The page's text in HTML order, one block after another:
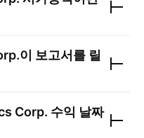
이 보고서를 릴
Corp. 수익 날짜